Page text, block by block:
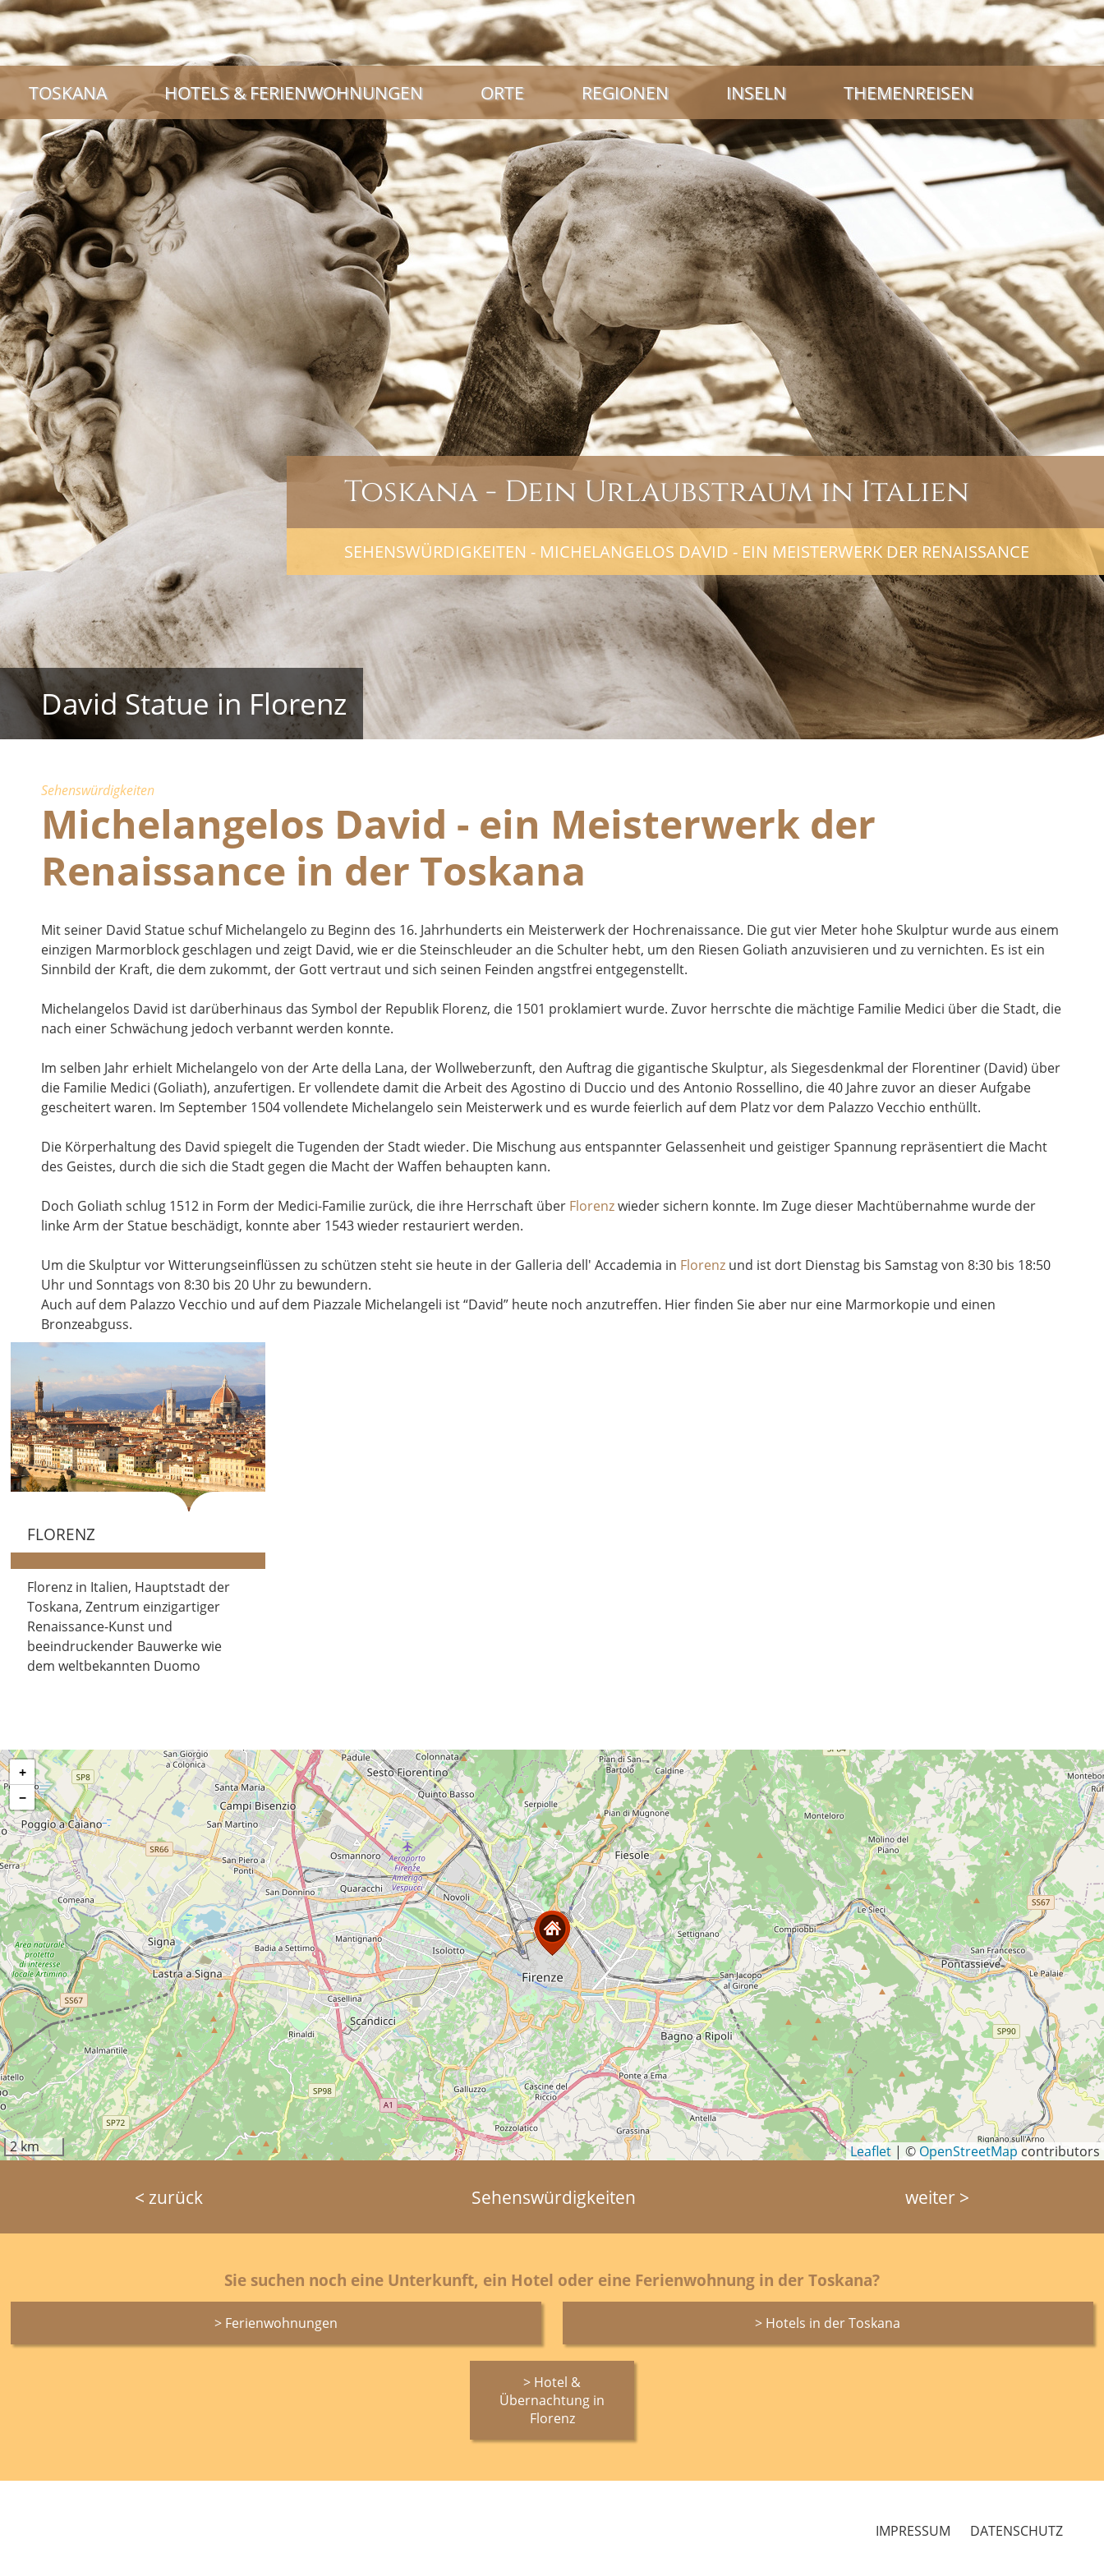
TOSKANA HOTELS & FERIENWOHNUNGEN ORTE REGIONEN INSELN THEMENREISEN
Toskana - Dein Urlaubstraum in Italien
SEHENSWÜRDIGKEITEN - MICHELANGELOS DAVID - EIN MEISTERWERK DER RENAISSANCE
David Statue in Florenz
Sehenswürdigkeiten
Michelangelos David - ein Meisterwerk der
Renaissance in der Toskana
Mit seiner David Statue schuf Michelangelo zu Beginn des 16. Jahrhunderts ein Meisterwerk der Hochrenaissance. Die gut vier Meter hohe Skulptur wurde aus einem
einzigen Marmorblock geschlagen und zeigt David, wie er die Steinschleuder an die Schulter hebt, um den Riesen Goliath anzuvisieren und zu vernichten. Es ist ein
Sinnbild der Kraft, die dem zukommt, der Gott vertraut und sich seinen Feinden angstfrei entgegenstellt.
Michelangelos David ist darüberhinaus das Symbol der Republik Florenz, die 1501 proklamiert wurde. Zuvor herrschte die mächtige Familie Medici über die Stadt, die
nach einer Schwächung jedoch verbannt werden konnte.
Im selben Jahr erhielt Michelangelo von der Arte della Lana, der Wollweberzunft, den Auftrag die gigantische Skulptur, als Siegesdenkmal der Florentiner (David) über
die Familie Medici (Goliath), anzufertigen. Er vollendete damit die Arbeit des Agostino di Duccio und des Antonio Rossellino, die 40 Jahre zuvor an dieser Aufgabe
gescheitert waren. Im September 1504 vollendete Michelangelo sein Meisterwerk und es wurde feierlich auf dem Platz vor dem Palazzo Vecchio enthüllt.
Die Körperhaltung des David spiegelt die Tugenden der Stadt wieder. Die Mischung aus entspannter Gelassenheit und geistiger Spannung repräsentiert die Macht
des Geistes, durch die sich die Stadt gegen die Macht der Waffen behaupten kann.
Doch Goliath schlug 1512 in Form der Medici-Familie zurück, die ihre Herrschaft über Florenzwieder sichern konnte. Im Zuge dieser Machtübernahme wurde der
linke Arm der Statue beschädigt, konnte aber 1543 wieder restauriert werden.
Um die Skulptur vor Witterungseinflüssen zu schützen steht sie heute in der Galleria dell' Accademia in Florenz und ist dort Dienstag bis Samstag von 8:30 bis 18:50
Uhr und Sonntags von 8:30 bis 20 Uhr zu bewundern.
Auch auf dem Palazzo Vecchio und auf dem Piazzale Michelangeli ist “David” heute noch anzutreffen. Hier finden Sie aber nur eine Marmorkopie und einen
Bronzeabguss.
FLORENZ
Florenz in Italien, Hauptstadt der
Toskana, Zentrum einzigartiger
Renaissance-Kunst und
beeindruckender Bauwerke wie
dem weltbekannten Duomo
+
−
2 km Leaflet | © OpenStreetMap contributors
< zurück Sehenswürdigkeiten weiter >
Sie suchen noch eine Unterkunft, ein Hotel oder eine Ferienwohnung in der Toskana?
> Ferienwohnungen > Hotels in der Toskana
> Hotel &
Übernachtung in
Florenz
IMPRESSUM DATENSCHUTZ